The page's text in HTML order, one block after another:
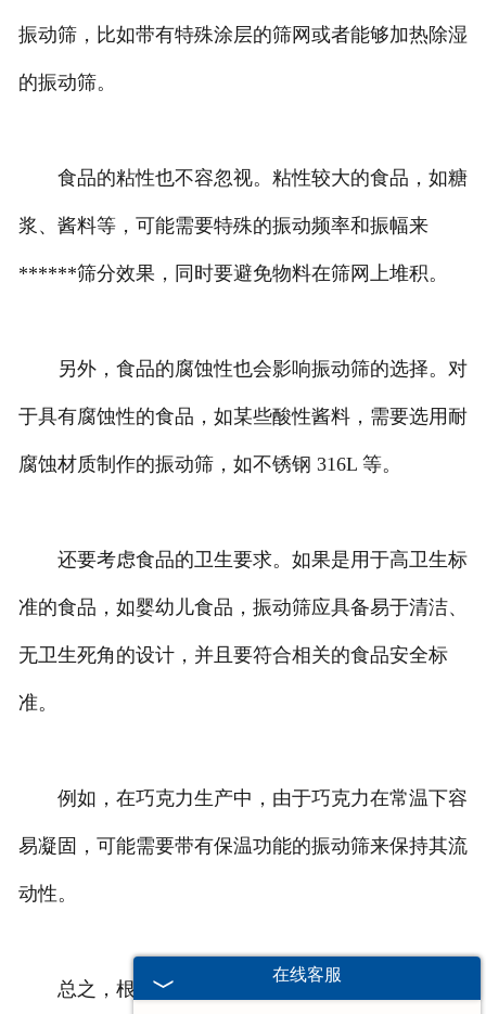
振动筛，比如带有特殊涂层的筛网或者能够加热除湿
的振动筛。
食品的粘性也不容忽视。粘性较大的食品，如糖
浆、酱料等，可能需要特殊的振动频率和振幅来
******筛分效果，同时要避免物料在筛网上堆积。
另外，食品的腐蚀性也会影响振动筛的选择。对
于具有腐蚀性的食品，如某些酸性酱料，需要选用耐
腐蚀材质制作的振动筛，如不锈钢 316L 等。
还要考虑食品的卫生要求。如果是用于高卫生标
准的食品，如婴幼儿食品，振动筛应具备易于清洁、
无卫生死角的设计，并且要符合相关的食品安全标
准。
例如，在巧克力生产中，由于巧克力在常温下容
易凝固，可能需要带有保温功能的振动筛来保持其流
动性。
总之，根据不同食品的特性，综合考虑颗粒大
在线客服